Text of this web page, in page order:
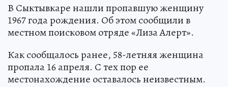
В Сыктывкаре нашли пропавшую женщину
1967 года рождения. Об этом сообщили в
местном поисковом отряде «Лиза Алерт».
Как сообщалось ранее, 58-летняя женщина
пропала 16 апреля. С тех пор ее
местонахождение оставалось неизвестным.